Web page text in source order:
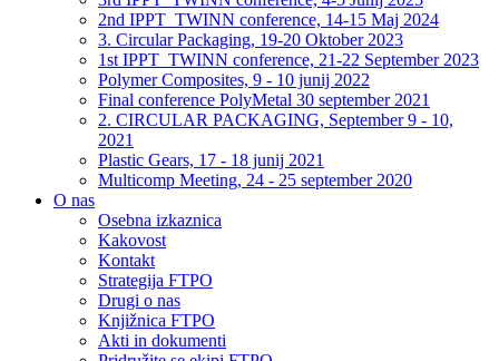
2nd IPPT_TWINN conference, 14-15 Maj 2024
3. Circular Packaging, 19-20 Oktober 2023
1st IPPT_TWINN conference, 21-22 September 2023
Polymer Composites, 9 - 10 junij 2022
Final conference PolyMetal 30 september 2021
2. CIRCULAR PACKAGING, September 9 - 10,
2021
Plastic Gears, 17 - 18 junij 2021
Multicomp Meeting, 24 - 25 september 2020
O nas
Osebna izkaznica
Kakovost
Kontakt
Strategija FTPO
Drugi o nas
Knjižnica FTPO
Akti in dokumenti